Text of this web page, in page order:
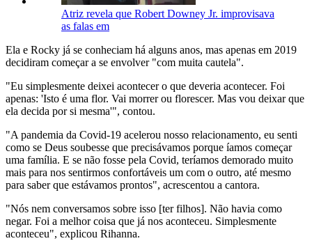
Atriz revela que Robert Downey Jr. improvisava
as falas em
Ela e Rocky já se conheciam há alguns anos, mas apenas em 2019
decidiram começar a se envolver "com muita cautela".
"Eu simplesmente deixei acontecer o que deveria acontecer. Foi
apenas: 'Isto é uma flor. Vai morrer ou florescer. Mas vou deixar que
ela decida por si mesma'", contou.
"A pandemia da Covid-19 acelerou nosso relacionamento, eu senti
como se Deus soubesse que precisávamos porque íamos começar
uma família. E se não fosse pela Covid, teríamos demorado muito
mais para nos sentirmos confortáveis ​​um com o outro, até mesmo
para saber que estávamos prontos", acrescentou a cantora.
"Nós nem conversamos sobre isso [ter filhos]. Não havia como
negar. Foi a melhor coisa que já nos aconteceu. Simplesmente
aconteceu", explicou Rihanna.